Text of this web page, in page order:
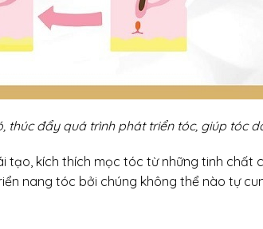
thúc đẩy quá trình phát triển tóc, giúp tóc
tạo, kích thích mọc tóc từ những tinh
nang tóc bởi chúng không thể nào tự